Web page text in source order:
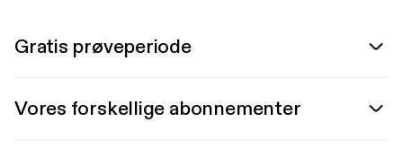
Gratis prøveperiode
Vores forskellige abonnementer